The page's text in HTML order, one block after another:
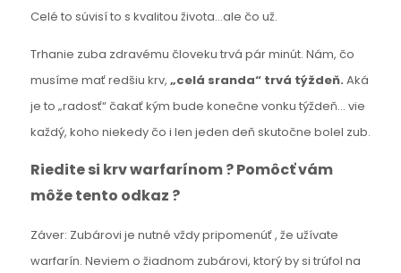
Celé to súvisí to s kvalitou života…ale čo už.
Trhanie zuba zdravému človeku trvá pár minút. Nám, čo
musíme mať redšiu krv, „celá sranda“ trvá týždeň. Aká
je to „radosť“ čakať kým bude konečne vonku týždeň… vie
každý, koho niekedy čo i len jeden deň skutočne bolel zub.
Riedite si krv warfarínom ? Pomôcť vám
môže tento odkaz ?
Záver: Zubárovi je nutné vždy pripomenúť , že užívate
warfarín. Neviem o žiadnom zubárovi, ktorý by si trúfol na